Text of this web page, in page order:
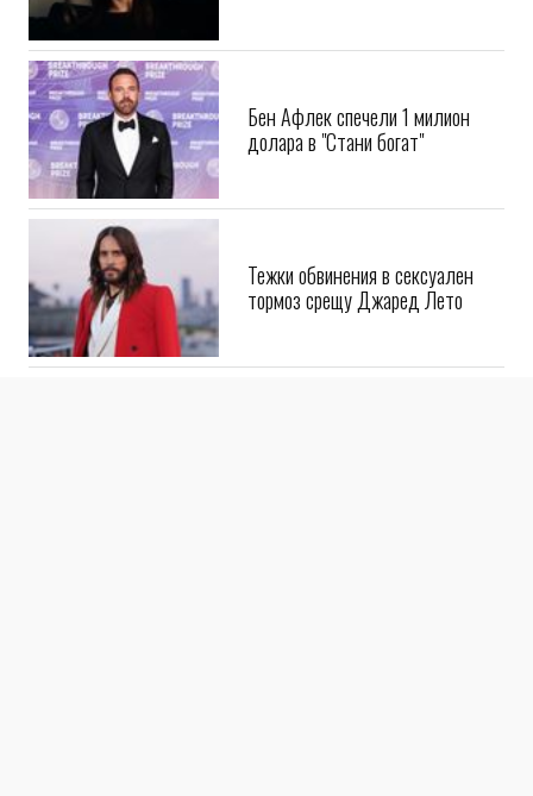
Бен Афлек спечели 1 милион
долара в "Стани богат"
Тежки обвинения в сексуален
тормоз срещу Джаред Лето